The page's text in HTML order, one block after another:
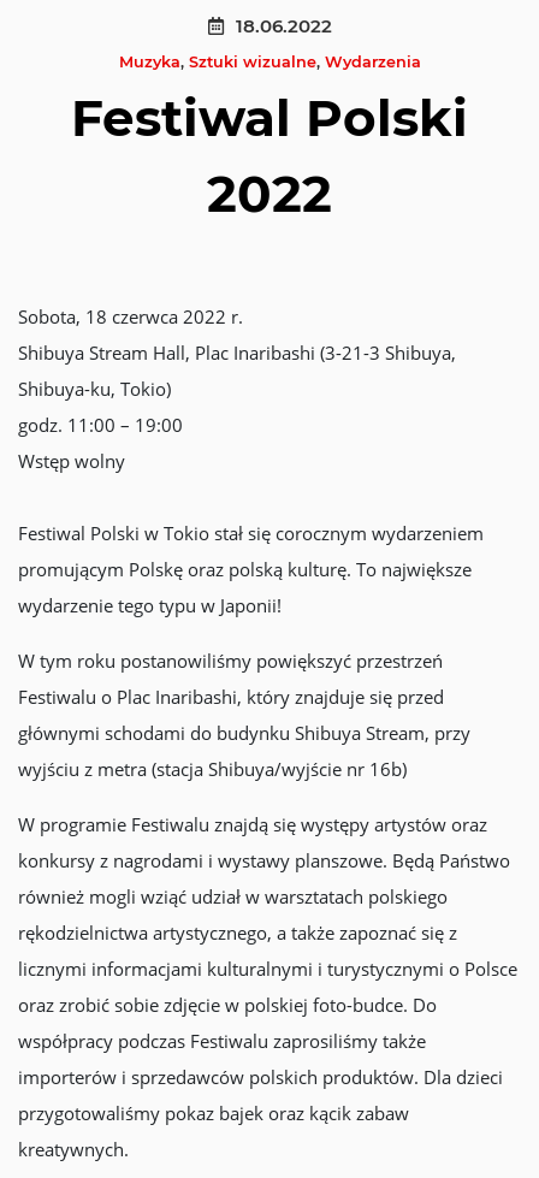
18.06.2022
Muzyka, Sztuki wizualne, Wydarzenia
Festiwal Polski
2022
Sobota, 18 czerwca 2022 r.
Shibuya Stream Hall, Plac Inaribashi (3-21-3 Shibuya,
Shibuya-ku, Tokio)
godz. 11:00 – 19:00
Wstęp wolny
Festiwal Polski w Tokio stał się corocznym wydarzeniem
promującym Polskę oraz polską kulturę. To największe
wydarzenie tego typu w Japonii!
W tym roku postanowiliśmy powiększyć przestrzeń
Festiwalu o Plac Inaribashi, który znajduje się przed
głównymi schodami do budynku Shibuya Stream, przy
wyjściu z metra (stacja Shibuya/wyjście nr 16b)
W programie Festiwalu znajdą się występy artystów oraz
konkursy z nagrodami i wystawy planszowe. Będą Państwo
również mogli wziąć udział w warsztatach polskiego
rękodzielnictwa artystycznego, a także zapoznać się z
licznymi informacjami kulturalnymi i turystycznymi o Polsce
oraz zrobić sobie zdjęcie w polskiej foto-budce. Do
współpracy podczas Festiwalu zaprosiliśmy także
importerów i sprzedawców polskich produktów. Dla dzieci
przygotowaliśmy pokaz bajek oraz kącik zabaw
kreatywnych.